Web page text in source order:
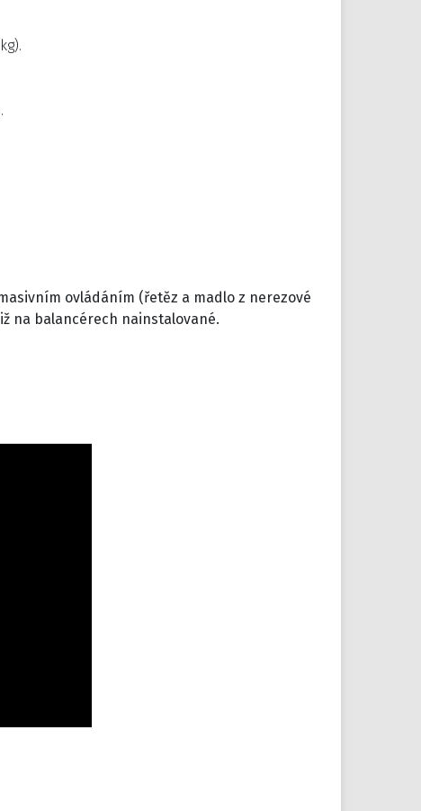
ovládáním (řetěz a madlo z nerezové
na balancérech nainstalované.